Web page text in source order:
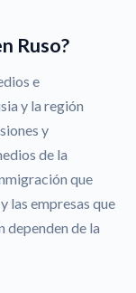
Ruso?
e
y la región
y
de la
que
las empresas que
dependen de la